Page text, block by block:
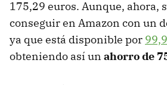
175,29 euros. Aunque, ahora,
conseguir en Amazon con un
ya que está disponible por
obteniendo así un ahorro de